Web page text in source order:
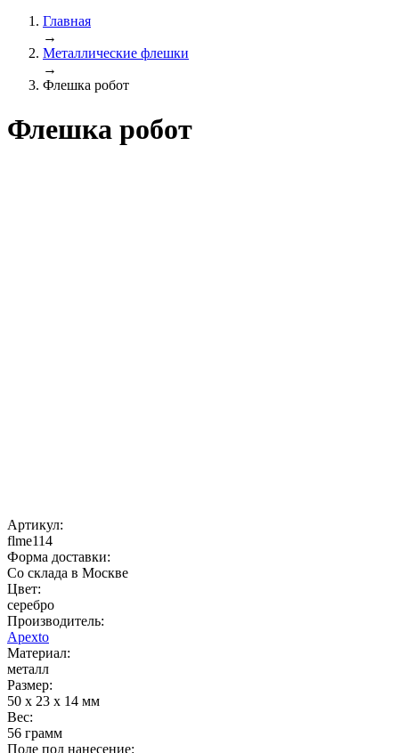
Главная
→
Металлические флешки
→
Флешка робот
Флешка робот
Артикул:
flme114
Форма доставки:
Со склада в Москве
Цвет:
серебро
Производитель:
Apexto
Материал:
металл
Размер:
50 x 23 x 14 мм
Вес:
56 грамм
Поле под нанесение: